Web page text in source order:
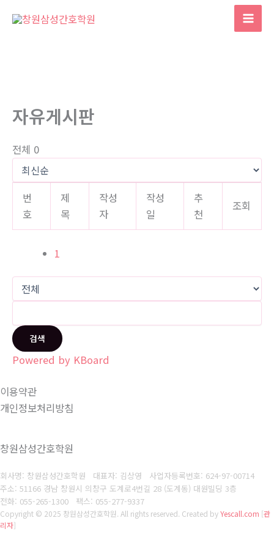
Main
자유게시판
전체 0
번
호
제
목
작성
자
작성
일
추
천
조회
1
검색
Powered by KBoard
이용약관
개인정보처리방침
창원삼성간호학원
회사명: 창원삼성간호학원 대표자: 김상영 사업자등록번호: 624-97-00714
주소: 51166 경남 창원시 의창구 도계로4번길 28 (도계동) 대원빌딩 3층
전화: 055-265-1300
팩스: 055-277-9337
Copyright © 2025 창원삼성간호학원. All rights reserved. Created byYescall.com [관
리자]